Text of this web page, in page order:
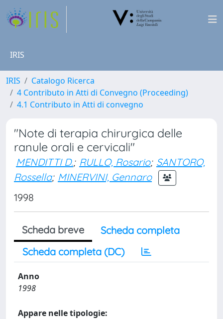
IRIS
IRIS
Catalogo Ricerca
4 Contributo in Atti di Convegno (Proceeding)
4.1 Contributo in Atti di convegno
"Note di terapia chirurgica delle
ranule orali e cervicali"
MENDITTI D.; RULLO, Rosario; SANTORO,
Rossella; MINERVINI, Gennaro
1998
Scheda breve
Scheda completa
Scheda completa (DC)
Anno
1998
Appare nelle tipologie: